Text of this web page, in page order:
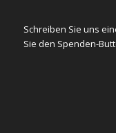
Schreiben Sie uns
Sie den Spenden-